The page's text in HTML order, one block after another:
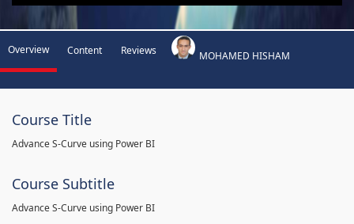
Overview Content Reviews MOHAMED HISHAM
Course Title
Advance S-Curve using Power BI
Course Subtitle
Advance S-Curve using Power BI